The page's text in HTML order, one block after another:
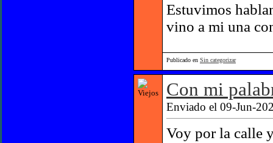
Estuvimos
vino a mi una
Publicado en Sin categorizar
Con mi
Enviado el 09-Jun-
Voy por la calle